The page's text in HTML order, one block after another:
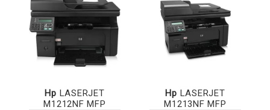
Hp LASERJET
M1212NF MFP
Hp LASERJET
M1213NF MFP